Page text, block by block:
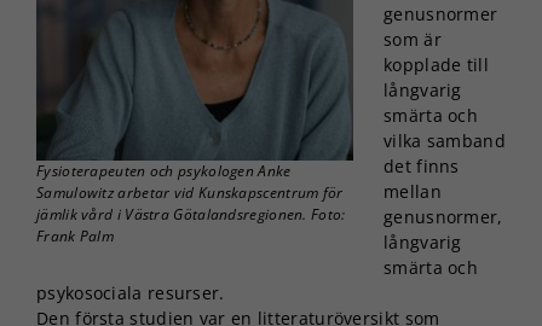
Fysioterapeuten och psykologen Anke
Samulowitz arbetar vid Kunskapscentrum för
jämlik vård i Västra Götalandsregionen. Foto:
Frank Palm
genusnormer
som är
kopplade till
långvarig
smärta och
vilka samband
det finns
mellan
genusnormer,
långvarig
smärta och
psykosociala resurser.
Den första studien var en litteraturöversikt som